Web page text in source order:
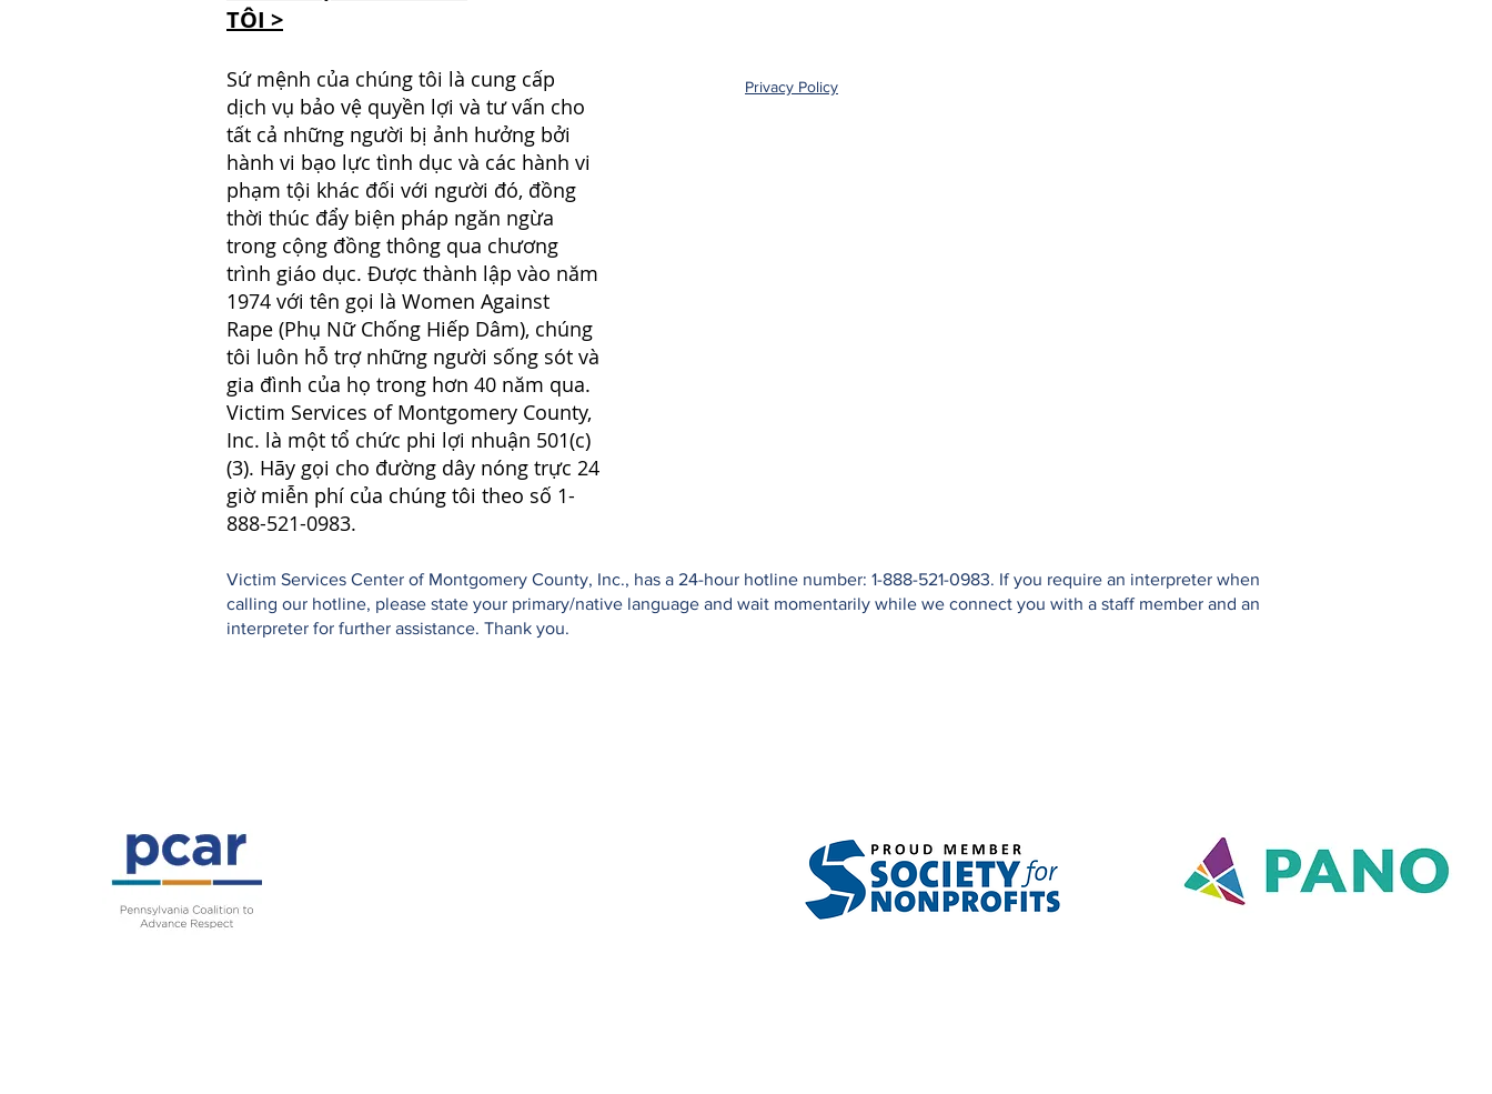
TÔI >
Sứ mệnh của chúng tôi là cung cấp
dịch vụ bảo vệ quyền lợi và tư vấn cho
tất cả những người bị ảnh hưởng bởi
hành vi bạo lực tình dục và các hành vi
phạm tội khác đối với người đó, đồng
thời thúc đẩy biện pháp ngăn ngừa
trong cộng đồng thông qua chương
trình giáo dục. Được thành lập vào năm
1974 với tên gọi là Women Against
Rape (Phụ Nữ Chống Hiếp Dâm), chúng
tôi luôn hỗ trợ những người sống sót và
gia đình của họ trong hơn 40 năm qua.
Victim Services of Montgomery County,
Inc. là một tổ chức phi lợi nhuận 501(c)
(3). Hãy gọi cho đường dây nóng trực 24
giờ miễn phí của chúng tôi theo số 1-
888-521-0983.
Privacy Policy
Victim Services Center of Montgomery County, Inc., has a 24-hour hotline number: 1-888-521-0983. If you require an interpreter when
calling our hotline, please state your primary/native language and wait momentarily while we connect you with a staff member and an
interpreter for further assistance. Thank you.